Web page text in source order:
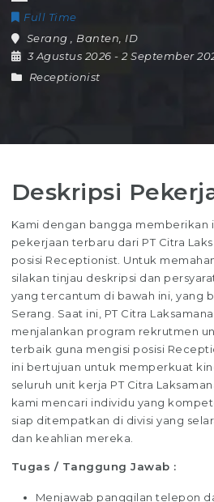
Full Time
Serang
Banten ID
3 Agustus 2026- 2 September
Receptionist
Deskripsi
Kami dengan bangga memberikan
pekerjaan terbaru dari PT Citra
posisi Receptionist. Untuk
silakan tinjau deskripsi dan
yang tercantum di bawah ini, yang
Serang. Saat ini, PT Citra
menjalankan program rekrutmen
terbaik guna mengisi posisi
ini bertujuan untuk memperkuat
seluruh unit kerja PT Citra
kami mencari individu yang
siap ditempatkan di divisi yang
dan keahlian mereka.
Tugas / Tanggung Jawab :
Menjawab panggilan telepon